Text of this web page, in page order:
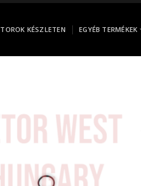
KÉSZLETEN EGYÉB TERMÉKEK